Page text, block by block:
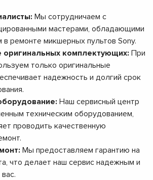
Мы сотрудничаем с
мастерами, обладающими
ремонте микшерных пультов Sony.
оригинальных комплектующих: При
только оригинальные
надежность и долгий срок
Наш сервисный центр
техническим оборудованием,
проводить качественную
Мы предоставляем гарантию на
что делает наш сервис надежным и